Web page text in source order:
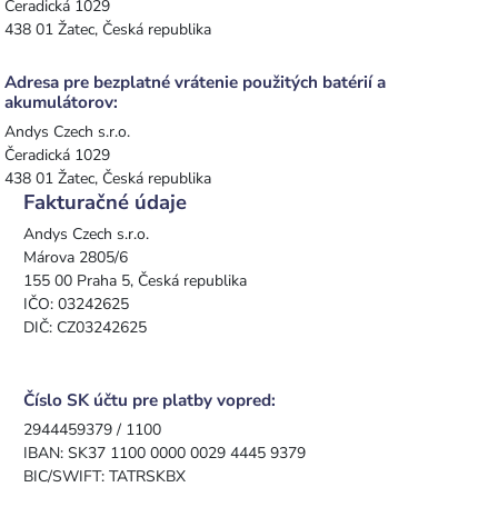
Čeradická 1029
438 01 Žatec, Česká republika
Adresa pre bezplatné vrátenie použitých batérií a
akumulátorov:
Andys Czech s.r.o.
Čeradická 1029
438 01 Žatec, Česká republika
Fakturačné údaje
Andys Czech s.r.o.
Márova 2805/6
155 00 Praha 5, Česká republika
IČO: 03242625
DIČ: CZ03242625
Číslo SK účtu pre platby vopred:
2944459379 / 1100
IBAN: SK37 1100 0000 0029 4445 9379
BIC/SWIFT: TATRSKBX